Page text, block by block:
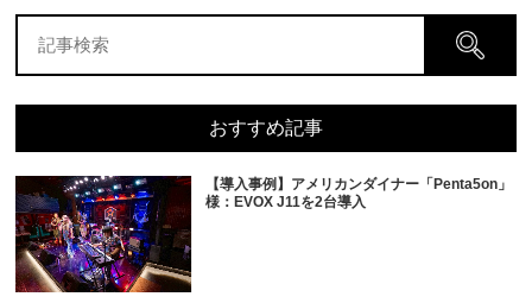
おすすめ記事
【導入事例】アメリカンダイナー「Penta5on」
様：EVOX J11を2台導入